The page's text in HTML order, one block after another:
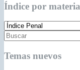
Índice por
Temas nuevos